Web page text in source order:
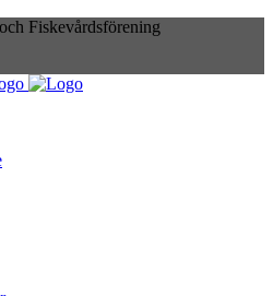
Fiskevårdsförening